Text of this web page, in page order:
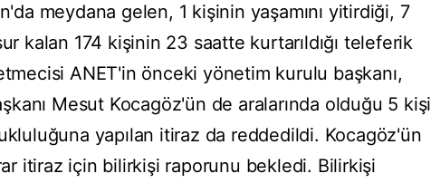
meydana gelen, 1 kişinin yaşamını yitirdiği, 7
kalan 174 kişinin 23 saatte kurtarıldığı teleferik
ANET'in önceki yönetim kurulu başkanı,
Mesut Kocagöz'ün de aralarında olduğu 5 kişi
yapılan itiraz da reddedildi. Kocagöz'ün
itiraz için bilirkişi raporunu bekledi. Bilirkişi